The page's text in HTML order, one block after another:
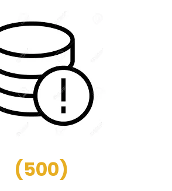
(500)